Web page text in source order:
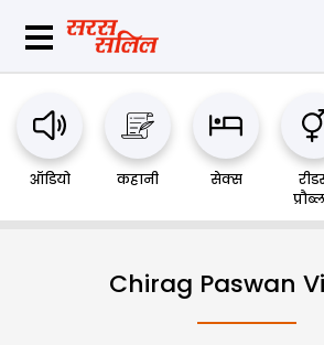
ऑडियो कहानी सेक्स
Chirag Paswan